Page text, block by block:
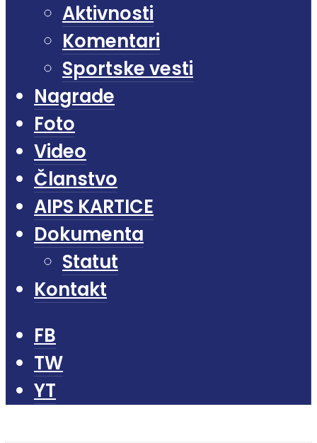
Aktivnosti
Komentari
Sportske vesti
Nagrade
Foto
Video
Članstvo
AIPS KARTICE
Dokumenta
Statut
Kontakt
FB
TW
YT